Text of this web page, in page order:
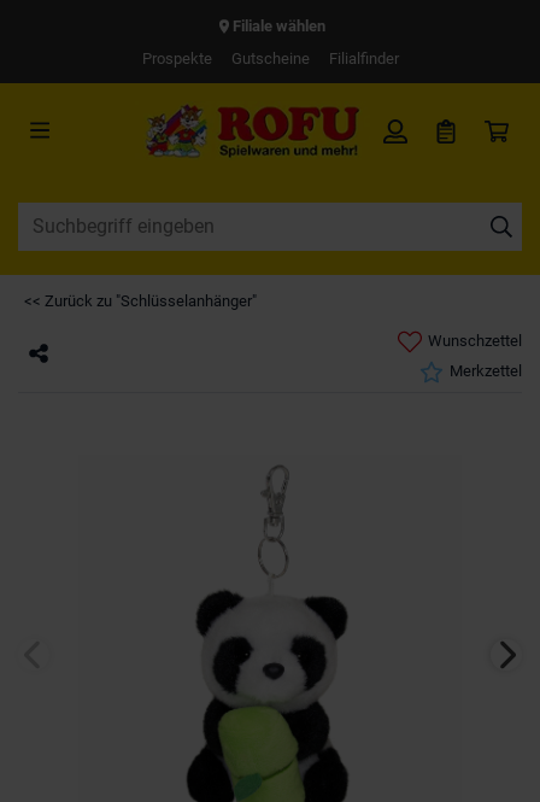
Filiale wählen
Prospekte
Gutscheine Filialfinder
<< Zurück zu "Schlüsselanhänger"
Wunschzettel
Merkzettel